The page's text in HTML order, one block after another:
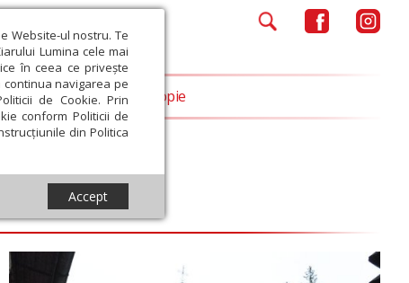
Website-ul nostru. Te
Lumina cele mai
în ceea ce privește
navigarea pe
de Cookie. Prin
conform Politicii de
din Politica
Accept
Opinii Filantropie